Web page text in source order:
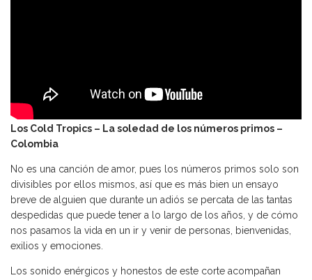
Los Cold Tropics – La soledad de los números primos –
Colombia
No es una canción de amor, pues los números primos solo son
divisibles por ellos mismos, así que es más bien un ensayo
breve de alguien que durante un adiós se percata de las tantas
despedidas que puede tener a lo largo de los años, y de cómo
nos pasamos la vida en un ir y venir de personas, bienvenidas,
exilios y emociones.
Los sonido enérgicos y honestos de este corte acompañan